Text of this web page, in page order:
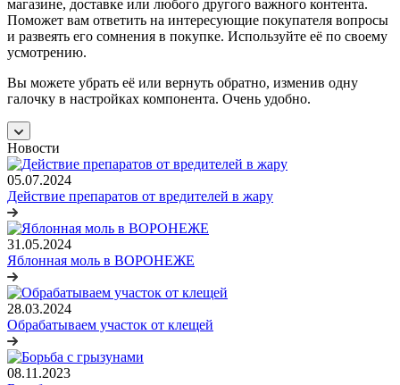
магазине, доставке или любого другого важного контента.
Поможет вам ответить на интересующие покупателя вопросы
и развеять его сомнения в покупке. Используйте её по своему
усмотрению.
Вы можете убрать её или вернуть обратно, изменив одну
галочку в настройках компонента. Очень удобно.
Новости
05.07.2024
Действие препаратов от вредителей в жару
31.05.2024
Яблонная моль в ВОРОНЕЖЕ
28.03.2024
Обрабатываем участок от клещей
08.11.2023